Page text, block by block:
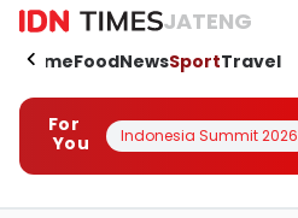
JATENG
HomeFoodNewsSportTravel
For
You
Indonesia Summit 2026